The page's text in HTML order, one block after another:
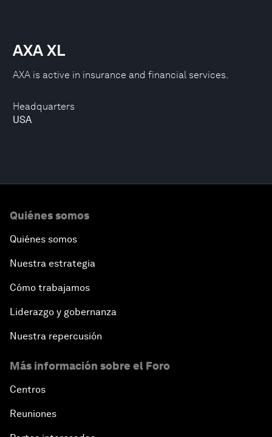
Headquarters
USA
AXA XL
AXA is active in insurance and financial services.
Quiénes somos
Quiénes somos
Nuestra estrategia
Cómo trabajamos
Liderazgo y gobernanza
Nuestra repercusión
Más información sobre el Foro
Centros
Reuniones